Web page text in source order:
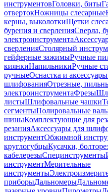
инструментовГоловки, биты
отвертокНожницы слесарные
керны, выколоткиЩетки
бурения и сверленияСверла,
электроинструмента
сверленияСтолярный
гейферные зажимыРучные
киянкиНапильникиРучные
ручныеОснастка и
шлифованияОтрезные,
электроинструментаФрезы
листыШлифовальные чашки
сегментыПолировальные
шиныКомплектующие для
резанияАксессуары для
инструментОбжимной
круглогубцыКусачки,
кабелерезыСпецинструменты
инструментМерительные
инструменты
приборыДальномеры